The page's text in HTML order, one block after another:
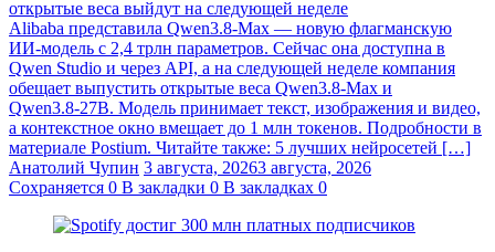
открытые веса выйдут на следующей неделе
Alibaba представила Qwen3.8‑Max — новую флагманскую
ИИ-модель с 2,4 трлн параметров. Сейчас она доступна в
Qwen Studio и через API, а на следующей неделе компания
обещает выпустить открытые веса Qwen3.8‑Max и
Qwen3.8‑27B. Модель принимает текст, изображения и видео,
а контекстное окно вмещает до 1 млн токенов. Подробности в
материале Postium. Читайте также: 5 лучших нейросетей […]
Анатолий Чупин 3 августа, 20263 августа, 2026
Сохраняется 0 В закладки 0 В закладках 0